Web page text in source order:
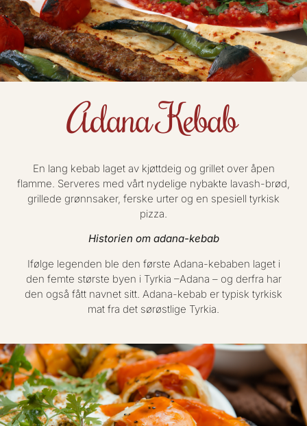
Adana Kebab
En lang kebab laget av kjøttdeig og grillet over åpen
flamme. Serveres med vårt nydelige nybakte lavash-brød,
grillede grønnsaker, ferske urter og en spesiell tyrkisk
pizza.
Historien om adana-kebab
Ifølge legenden ble den første Adana-kebaben laget i
den femte største byen i Tyrkia –Adana – og derfra har
den også fått navnet sitt. Adana-kebab er typisk tyrkisk
mat fra det sørøstlige Tyrkia.